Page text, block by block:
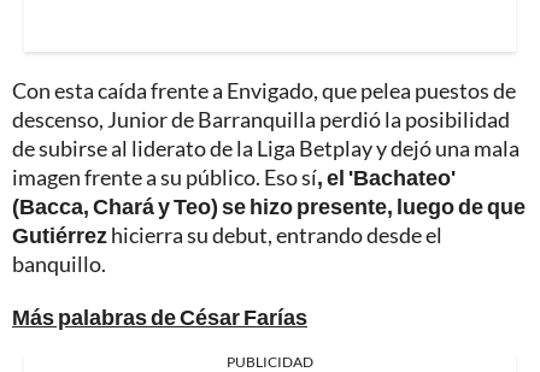
Con esta caída frente a Envigado, que pelea puestos de
descenso, Junior de Barranquilla perdió la posibilidad
de subirse al liderato de la Liga Betplay y dejó una mala
imagen frente a su público. Eso sí, el 'Bachateo'
(Bacca, Chará y Teo) se hizo presente, luego de que
Gutiérrezhicierra su debut, entrando desde el
banquillo.
Más palabras de César Farías
PUBLICIDAD